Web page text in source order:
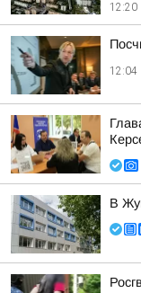
12:20
12:04
В